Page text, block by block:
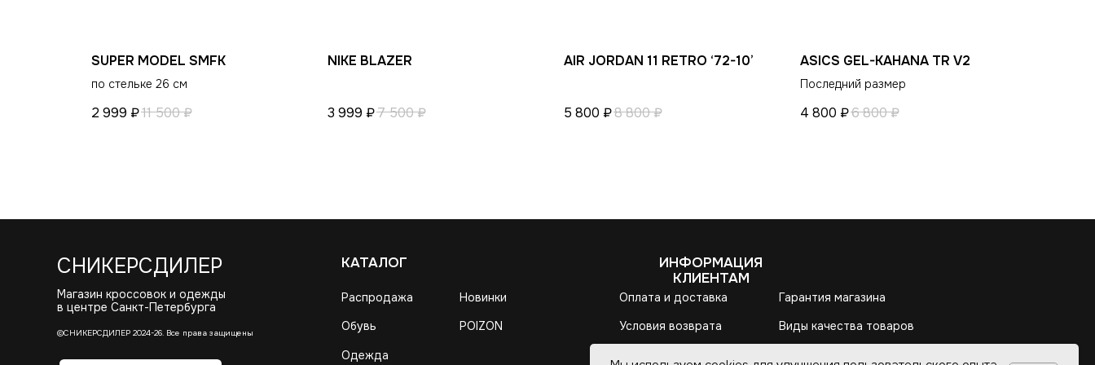
SUPER MODEL SMFK
по стельке 26 см
2 999 ₽11 500₽
NIKE BLAZER
3 999 ₽7 500₽
AIR JORDAN 11 RETRO ‘72-10’
5 800 ₽8 800₽
ASICS GEL-KAHANA TR V2
Последний размер
4 800 ₽6 800₽